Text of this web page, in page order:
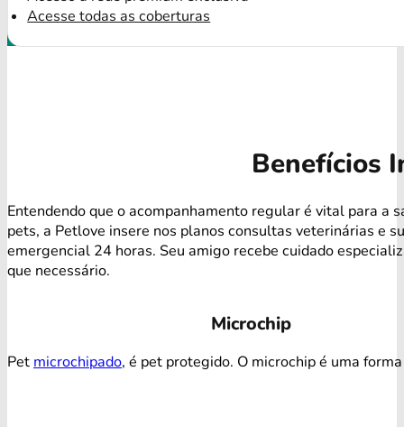
Acesse todas as coberturas
Benefícios
Entendendo que o acompanhamento regular é vital para a
pets, a Petlove insere nos planos consultas veterinárias e
emergencial 24 horas. Seu amigo recebe cuidado
que necessário.
Microchip
Pet microchipado, é pet protegido. O microchip é uma